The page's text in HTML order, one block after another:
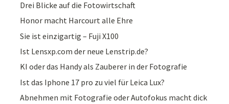
Drei Blicke auf die Fotowirtschaft
Honor macht Harcourt alle Ehre
Sie ist einzigartig – Fuji X100
Ist Lensxp.com der neue Lenstrip.de?
KI oder das Handy als Zauberer in der Fotografie
Ist das Iphone 17 pro zu viel für Leica Lux?
Abnehmen mit Fotografie oder Autofokus macht dick